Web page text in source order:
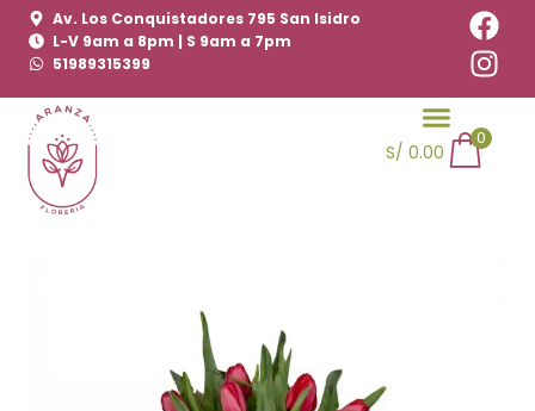
contenido
Av. Los Conquistadores 795 San Isidro
L-V 9am a 8pm | S 9am a 7pm
51989315399
S/ 0.00
0